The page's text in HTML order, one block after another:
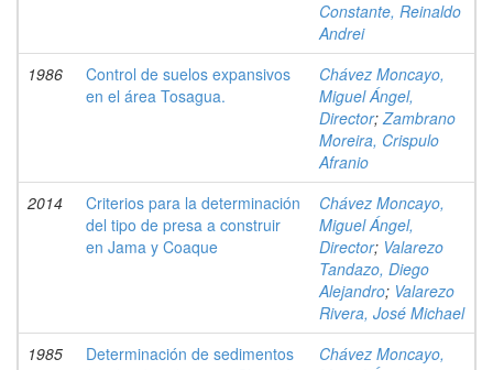
Constante, Reinaldo
Andrei
1986
Control de suelos expansivos
en el área Tosagua.
Chávez Moncayo,
Miguel Ángel,
Director;Zambrano
Moreira, Crispulo
Afranio
2014
Criterios para la determinación
del tipo de presa a construir
en Jama y Coaque
Chávez Moncayo,
Miguel Ángel,
Director; Valarezo
Tandazo, Diego
Alejandro; Valarezo
Rivera, José Michael
1985
Determinación de sedimentos
Chávez Moncayo,